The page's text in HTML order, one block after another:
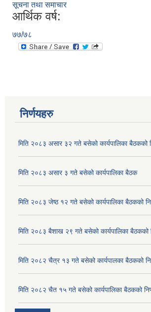
सूचना तथा समाचार
आर्थिक वर्ष:
७७/७८
निर्णयहरु
मिति २०८३ असार ३२ गते बसेको कार्यपालिका बैठकको
मिति २०८३ असार ३ गते बसेको कार्यपालिका बैठक
मिति २०८३ जेष्ठ १२ गते बसेको कार्यपालिका बैठकको
मिति २०८३ बैशाख २९ गते बसेको कार्यपालिका बैठकको
मिति २०८२ चैत्र १३ गते बसेको कार्यपालका बैठकको
मिति २०८२ चैत १५ गते बसेको कार्यपालिका बैठकको